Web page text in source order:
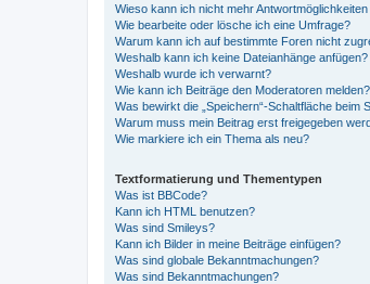
Wieso kann ich nicht mehr
Wie bearbeite oder lösche ich eine Umfrage?
Warum kann ich auf bestimmte Foren nicht
Weshalb kann ich keine Dateianhänge anfügen?
Weshalb wurde ich verwarnt?
Wie kann ich Beiträge den Moderatoren melden?
Was bewirkt die „Speichern“-Schaltfläche beim
Warum muss mein Beitrag erst freigegeben
Wie markiere ich ein Thema als neu?
Textformatierung und Thementypen
Was ist BBCode?
Kann ich HTML benutzen?
Was sind Smileys?
Kann ich Bilder in meine Beiträge einfügen?
Was sind globale Bekanntmachungen?
Was sind Bekanntmachungen?